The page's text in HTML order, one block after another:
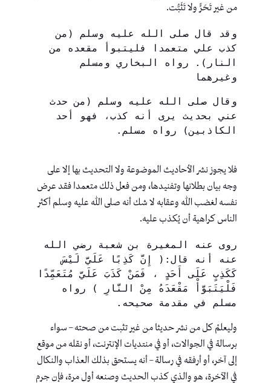
من غير تَحَرٍّ ولا تَثَبُّت.
وقد قال صلى الله عليه وسلم (من
كذب علي متعمدا فليتبوأ مقعده من
وغيرهما
فلا يجوز نشر الأحاديث الموضوعة ولا التحديث بها إلا على
وجه بيان بطلانها وتفنيدها، ومن فعل ذلك متعمدا فقد عرض
نفسه لغضب الله وعقابه لا شك أنه صلى الله عليه وسلم أكثر
الناس كراهية أن يُكذب عليه.
عنه أنه قال:( إِنَّ كَذِبًا عَلَيَّ لَيْسَ
مسلم في مقدمة صحيحه.
وليعلمْ كل من نشر حديثا من غير تثبت من صحته – سواء
برسالة في الجوالات، أو في منتديات الإنترنت، أو نقله من موقع
إلى آخر، أو أرفقه في رسالة – أنه يستحق بذلك العذاب والنكال
في الآخرة، هو والذي كذب الحديث وصنعه أول مرة، فإن جرم